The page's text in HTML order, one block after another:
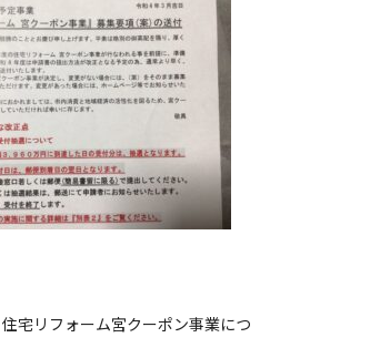
宅リフォーム宮クーポン事業につ